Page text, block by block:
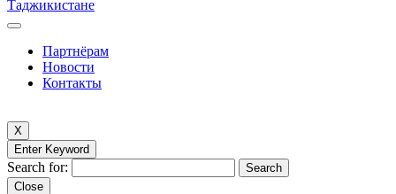
Партнёрам
Новости
Контакты
X
Enter Keyword
Search for:
Search
Close